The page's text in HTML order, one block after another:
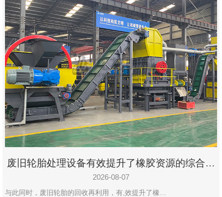
频
现
场
方
案
动
态
联
系
郑
州
市
九
设
废旧轮胎处理设备有效提升了橡胶资源的综合利
用率
2026-08-07
与此同时，废旧轮胎的回收再利用，有,效提升了橡…